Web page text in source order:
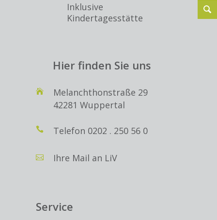
Inklusive
Kindertagesstätte
Hier finden Sie uns
Melanchthonstraße 29
42281 Wuppertal
Telefon 0202 . 250 56 0
Ihre Mail an LiV
Service